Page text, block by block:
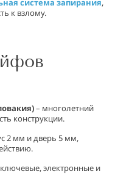
система запирания,
к взлому.
– многолетний
конструкции.
2 мм и дверь 5 мм,
электронные и